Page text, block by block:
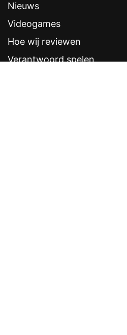
Nieuws
Videogames
Hoe wij reviewen
Verantwoord spelen